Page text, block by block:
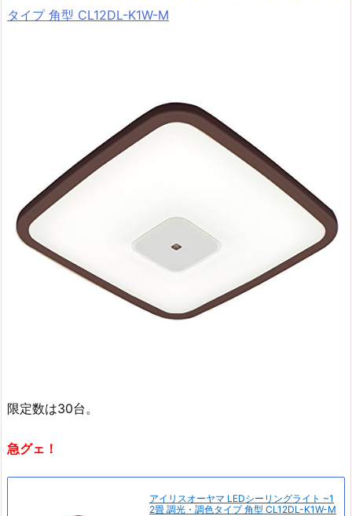
タイプ 角型 CL12DL-K1W-M
限定数は30台。
急グェ！
アイリスオーヤマ LEDシーリングライト ~1
2畳 調光・調色タイプ 角型 CL12DL-K1W-M